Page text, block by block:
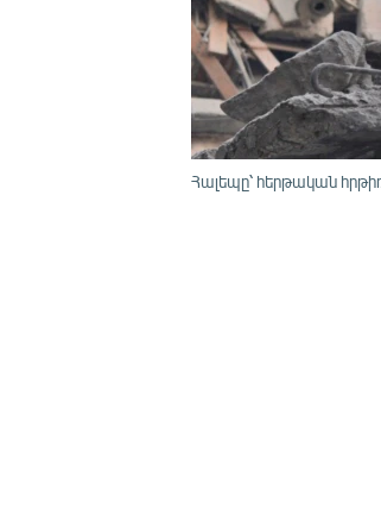
Հալեպը՝ հերթական